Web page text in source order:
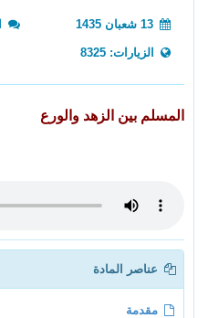
الزيارات: 8325
المسلم بين الزهد والورع
عناصر المادة
مقدمة